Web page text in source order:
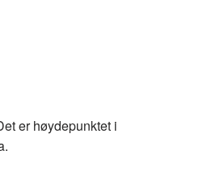
er høydepunktet i